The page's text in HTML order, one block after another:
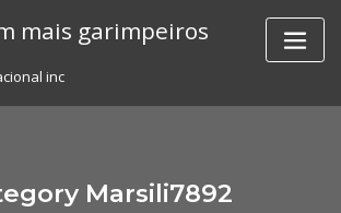
mais garimpeiros
inc
Marsili7892